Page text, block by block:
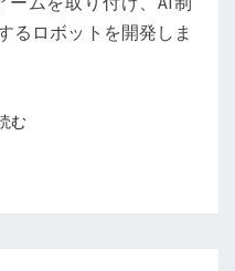
るロボットを開発しま
むもっと読む